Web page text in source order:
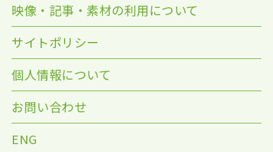
映像・記事・素材の利用について
サイトポリシー
個人情報について
お問い合わせ
ENG